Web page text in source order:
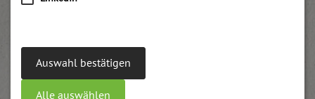
Auswahl bestätigen
Alle auswählen
Ribisl Konfitüre passiert „zum Backen und Füllen“